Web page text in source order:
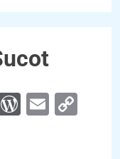
Email